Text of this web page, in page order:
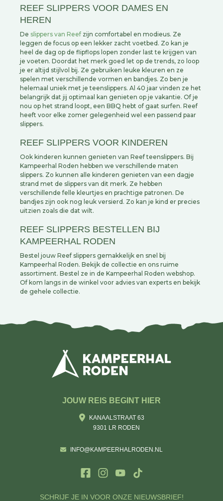
REEF SLIPPERS VOOR DAMES EN
HEREN
De slippers van Reef zijn comfortabel en modieus. Ze
leggen de focus op een lekker zacht voetbed. Zo kan je
heel de dag op de flipflops lopen zonder last te krijgen van
je voeten. Doordat het merk goed let op de trends, zo loop
je er altijd stijlvol bij. Ze gebruiken leuke kleuren en ze
spelen met verschillende vormen en bandjes. Zo ben je
helemaal uniek met je teenslippers. Al 40 jaar vinden ze het
belangrijk dat jij optimaal kan genieten op je vakantie. Of je
nou op het strand loopt, een BBQ hebt of gaat surfen. Reef
heeft voor elke zomer gelegenheid wel een passend paar
slippers.
REEF SLIPPERS VOOR KINDEREN
Ook kinderen kunnen genieten van Reef teenslippers. Bij
Kampeerhal Roden hebben we verschillende maten
slippers. Zo kunnen alle kinderen genieten van een dagje
strand met de slippers van dit merk. Ze hebben
verschillende felle kleurtjes en prachtige patronen. De
bandjes zijn ook nog leuk versierd. Zo kan je kind er precies
uitzien zoals die dat wilt.
REEF SLIPPERS BESTELLEN BIJ
KAMPEERHAL RODEN
Bestel jouw Reef slippers gemakkelijk en snel bij
Kampeerhal Roden. Bekijk de collectie en ons ruime
assortiment. Bestel ze in de Kampeerhal Roden webshop.
Of kom langs in de winkel voor advies van experts en bekijk
de gehele collectie.
SCHRIJF JE IN VOOR ONZE NIEUWSBRIEF!
JOUW REIS BEGINT HIER
KANAALSTRAAT 63
9301 LR RODEN
INFO@KAMPEERHALRODEN.NL